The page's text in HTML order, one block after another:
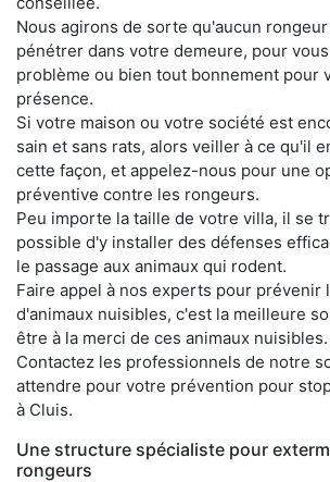
Nous agirons de sorte qu'aucun
pénétrer dans votre demeure, pour
problème ou bien tout bonnement pour
présence.
Si votre maison ou votre société est
sain et sans rats, alors veiller à ce qu'il
cette façon, et appelez-nous pour une
préventive contre les rongeurs.
Peu importe la taille de votre villa, il se
possible d'y installer des défenses
le passage aux animaux qui rodent.
Faire appel à nos experts pour prévenir
d'animaux nuisibles, c'est la meilleure
être à la merci de ces animaux nuisibles.
Contactez les professionnels de notre
attendre pour votre prévention pour
à Cluis.
Une structure spécialiste pour
rongeurs